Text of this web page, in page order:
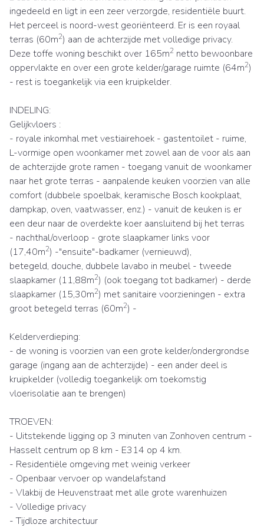
ingedeeld en ligt in een zeer verzorgde, residentiële buurt.
Het perceel is noord-west georiënteerd. Er is een royaal
terras (60m2) aan de achterzijde met volledige privacy.
Deze toffe woning beschikt over 165m2 netto bewoonbare
oppervlakte en over een grote kelder/garage ruimte (64m2)
- rest is toegankelijk via een kruipkelder.
INDELING:
Gelijkvloers :
- royale inkomhal met vestiairehoek - gastentoilet - ruime,
L-vormige open woonkamer met zowel aan de voor als aan
de achterzijde grote ramen - toegang vanuit de woonkamer
naar het grote terras - aanpalende keuken voorzien van alle
comfort (dubbele spoelbak, keramische Bosch kookplaat,
dampkap, oven, vaatwasser, enz.) - vanuit de keuken is er
een deur naar de overdekte koer aansluitend bij het terras
- nachthal/overloop - grote slaapkamer links voor
(17,40m2) -"ensuite"-badkamer (vernieuwd),
betegeld, douche, dubbele lavabo in meubel - tweede
slaapkamer (11,88m2) (ook toegang tot badkamer) - derde
slaapkamer (15,30m2) met sanitaire voorzieningen - extra
groot betegeld terras (60m2) -
Kelderverdieping:
- de woning is voorzien van een grote kelder/ondergrondse
garage (ingang aan de achterzijde) - een ander deel is
kruipkelder (volledig toegankelijk om toekomstig
vloerisolatie aan te brengen)
TROEVEN:
- Uitstekende ligging op 3 minuten van Zonhoven centrum -
Hasselt centrum op 8 km - E314 op 4 km.
- Residentiële omgeving met weinig verkeer
- Openbaar vervoer op wandelafstand
- Vlakbij de Heuvenstraat met alle grote warenhuizen
- Volledige privacy
- Tijdloze architectuur